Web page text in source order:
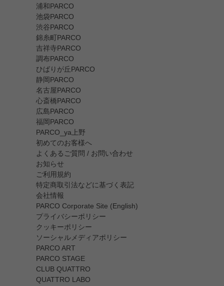
浦和PARCO
池袋PARCO
渋谷PARCO
錦糸町PARCO
吉祥寺PARCO
調布PARCO
ひばりが丘PARCO
静岡PARCO
名古屋PARCO
心斎橋PARCO
広島PARCO
福岡PARCO
PARCO_ya上野
初めてのお客様へ
よくあるご質問 / お問い合わせ
お知らせ
ご利用規約
特定商取引法などに基づく表記
会社情報
PARCO Corporate Site (English)
プライバシーポリシー
クッキーポリシー
ソーシャルメディアポリシー
PARCO ART
PARCO STAGE
CLUB QUATTRO
QUATTRO LABO